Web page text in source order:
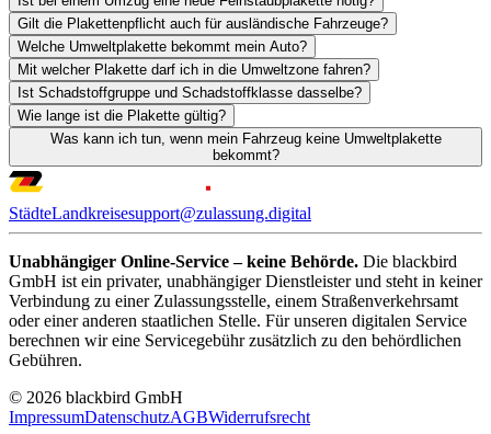
Gilt die Plakettenpflicht auch für ausländische Fahrzeuge?
Welche Umweltplakette bekommt mein Auto?
Mit welcher Plakette darf ich in die Umweltzone fahren?
Ist Schadstoffgruppe und Schadstoffklasse dasselbe?
Wie lange ist die Plakette gültig?
Was kann ich tun, wenn mein Fahrzeug keine Umweltplakette
bekommt?
StädteLandkreisesupport@zulassung.digital
Unabhängiger Online-Service – keine Behörde. Die blackbird
GmbH ist ein privater, unabhängiger Dienstleister und steht in keiner
Verbindung zu einer Zulassungsstelle, einem Straßenverkehrsamt
oder einer anderen staatlichen Stelle. Für unseren digitalen Service
berechnen wir eine Servicegebühr zusätzlich zu den behördlichen
Gebühren.
© 2026 blackbird GmbH
ImpressumDatenschutzAGBWiderrufsrecht